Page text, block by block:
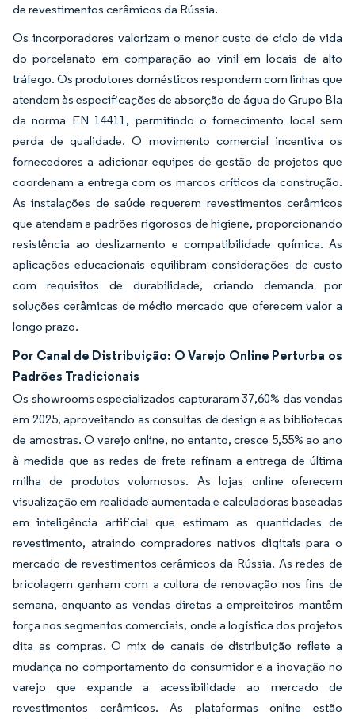
de revestimentos cerâmicos da Rússia.
Os incorporadores valorizam o menor custo de ciclo de vida
do porcelanato em comparação ao vinil em locais de alto
tráfego. Os produtores domésticos respondem com linhas que
atendem às especificações de absorção de água do Grupo BIa
da norma EN 14411, permitindo o fornecimento local sem
perda de qualidade. O movimento comercial incentiva os
fornecedores a adicionar equipes de gestão de projetos que
coordenam a entrega com os marcos críticos da construção.
As instalações de saúde requerem revestimentos cerâmicos
que atendam a padrões rigorosos de higiene, proporcionando
resistência ao deslizamento e compatibilidade química. As
aplicações educacionais equilibram considerações de custo
com requisitos de durabilidade, criando demanda por
soluções cerâmicas de médio mercado que oferecem valor a
longo prazo.
Por Canal de Distribuição: O Varejo Online Perturba os
Padrões Tradicionais
Os showrooms especializados capturaram 37,60% das vendas
em 2025, aproveitando as consultas de design e as bibliotecas
de amostras. O varejo online, no entanto, cresce 5,55% ao ano
à medida que as redes de frete refinam a entrega de última
milha de produtos volumosos. As lojas online oferecem
visualização em realidade aumentada e calculadoras baseadas
em inteligência artificial que estimam as quantidades de
revestimento, atraindo compradores nativos digitais para o
mercado de revestimentos cerâmicos da Rússia. As redes de
bricolagem ganham com a cultura de renovação nos fins de
semana, enquanto as vendas diretas a empreiteiros mantêm
força nos segmentos comerciais, onde a logística dos projetos
dita as compras. O mix de canais de distribuição reflete a
mudança no comportamento do consumidor e a inovação no
varejo que expande a acessibilidade ao mercado de
revestimentos cerâmicos. As plataformas online estão